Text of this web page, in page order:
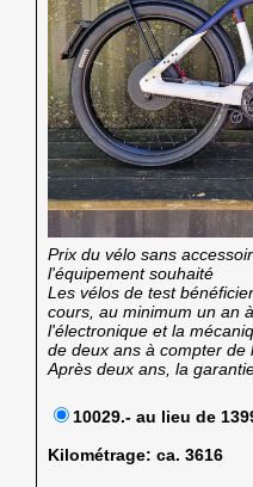
Prix du vélo sans
l'équipement souhaité
Les vélos de test
cours, au minimum un an
l'électronique et la
de deux ans à compter de
Après deux ans, la
10029.- au lieu de
Kilométrage: ca. 3616